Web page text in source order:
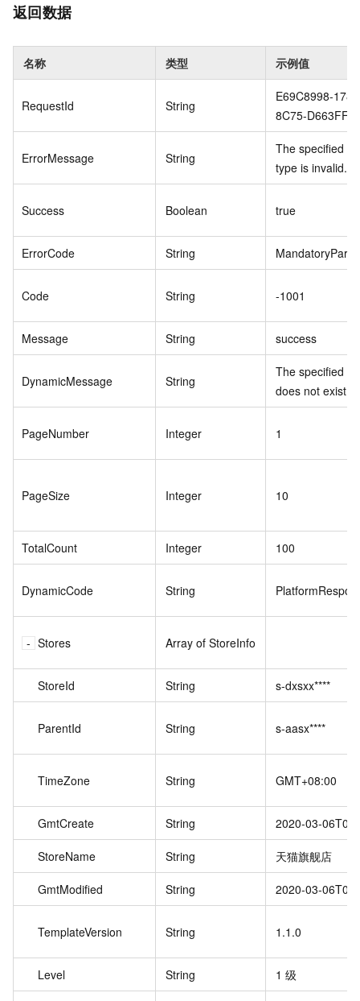
返回数据
名称 类型 示例值
RequestId String
E69C8998-
8C75-
ErrorMessage String
The specified
type is invalid.
Success Boolean true
ErrorCode String
Code String -1001
Message String success
DynamicMessage String
The specified
does not exist.
PageNumber Integer 1
PageSize Integer 10
TotalCount Integer 100
DynamicCode String
Stores Array of StoreInfo
StoreId String s-dxsxx****
ParentId String s-aasx****
TimeZone String GMT+08:00
GmtCreate String 2020-03-
StoreName String 天猫旗舰店
GmtModified String 2020-03-
TemplateVersion String 1.1.0
Level String 1 级